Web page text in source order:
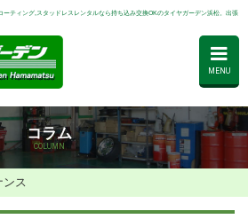
ティング,スタッドレスレンタルなら持ち込み交換OKのタイヤガーデン浜松。出張
MENU
コラム
COLUMN
ンス